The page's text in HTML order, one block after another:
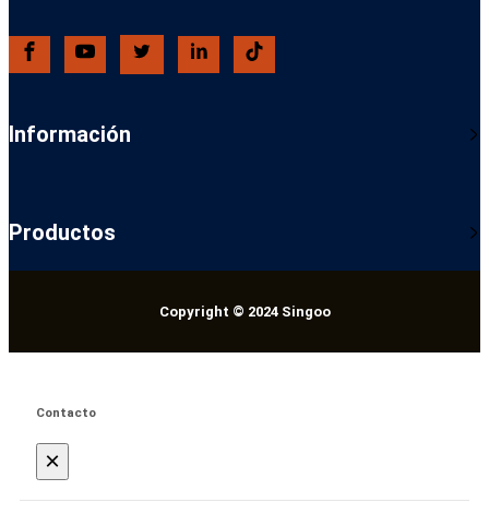
Información
Productos
Copyright © 2024 Singoo
Contacto
×